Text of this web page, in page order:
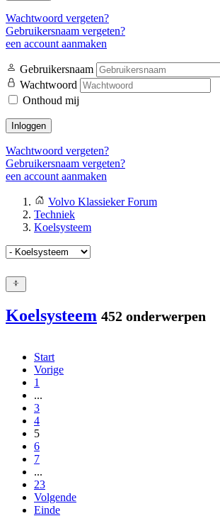
Wachtwoord vergeten?
Gebruikersnaam vergeten?
een account aanmaken
Gebruikersnaam
Wachtwoord
Onthoud mij
Inloggen
Wachtwoord vergeten?
Gebruikersnaam vergeten?
een account aanmaken
Volvo Klassieker Forum
Techniek
Koelsysteem
Koelsysteem 452 onderwerpen
Start
Vorige
1
...
3
4
5
6
7
...
23
Volgende
Einde